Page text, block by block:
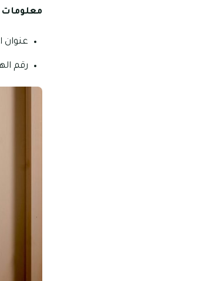
معلومات
عنوان
رقم